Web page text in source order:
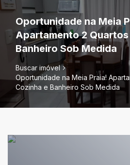
Oportunidade na Meia
Apartamento 2 Quartos
Banheiro Sob Medida
Buscar imóvel
Oportunidade na Meia Praia!
Cozinha e Banheiro Sob Medida